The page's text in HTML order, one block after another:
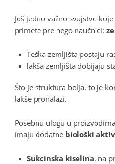
Još jedno važno svojstvo
primete pre nego naučnici:
Teška zemljišta postaju
lakša zemljišta dobijaju
Što je struktura bolja, to je
lakše pronalazi.
Posebnu ulogu u
imaju dodatne biološki
Sukcinska kiselina, na